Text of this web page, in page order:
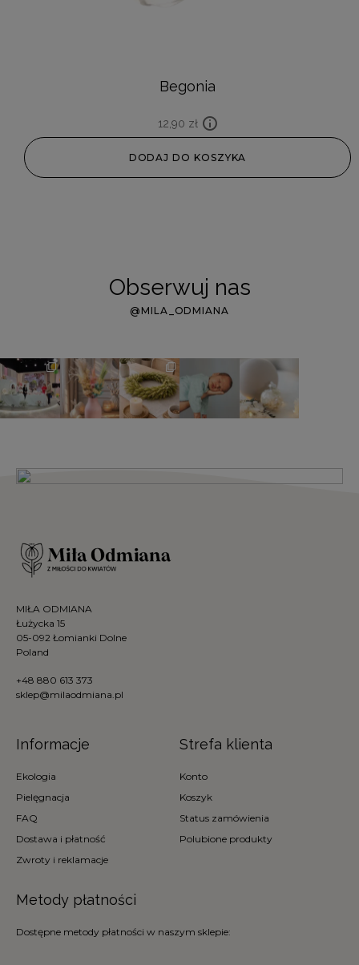
Begonia
12,90 zł
DODAJ DO KOSZYKA
Obserwuj nas
@MILA_ODMIANA
MIŁA ODMIANA
Łużycka 15
05-092 Łomianki Dolne
Poland
+48 880 613 373
sklep@milaodmiana.pl
Informacje
Ekologia
Pielęgnacja
FAQ
Dostawa i płatność
Zwroty i reklamacje
Strefa klienta
Konto
Koszyk
Status zamówienia
Polubione produkty
Metody płatności
Dostępne metody płatności w naszym sklepie: